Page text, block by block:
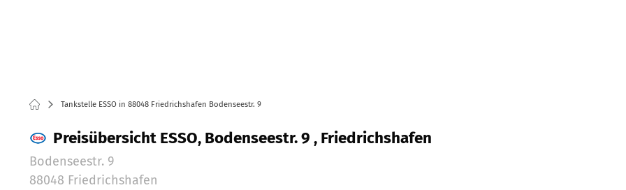
Tankstelle ESSO in 88048 Friedrichshafen Bodenseestr. 9
Preisübersicht ESSO, Bodenseestr. 9 , Friedrichshafen
Bodenseestr. 9
88048 Friedrichshafen